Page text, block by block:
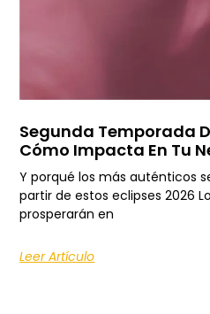
Segunda Temporada
Cómo Impacta En Tu
Y porqué los más auténticos
partir de estos eclipses 2026
prosperarán en
Leer Artículo